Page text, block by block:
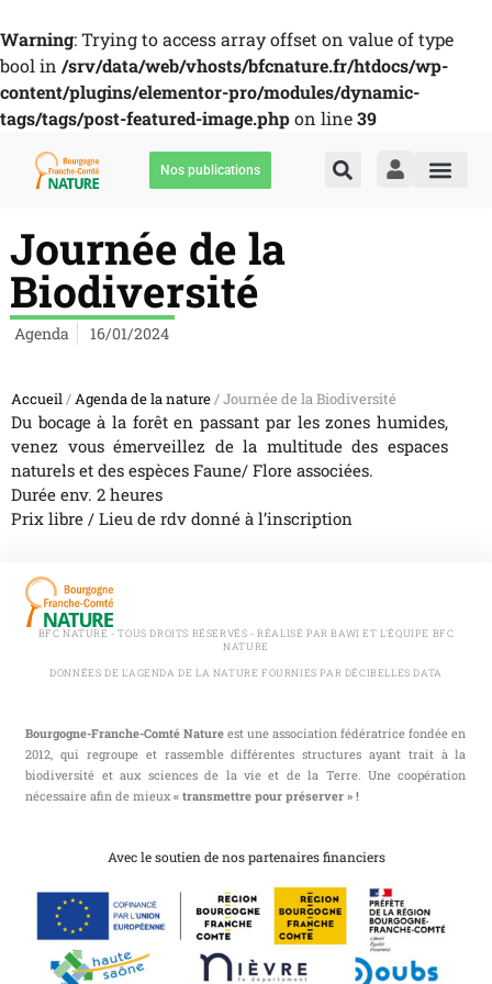
Warning: Trying to access array offset on value of type
bool in /srv/data/web/vhosts/bfcnature.fr/htdocs/wp-
content/plugins/elementor-pro/modules/dynamic-
tags/tags/post-featured-image.phpon line39
Nos publications
Journée de la
Biodiversité
Agenda 16/01/2024
Accueil/Agenda de la nature/ Journée de la Biodiversité
Du bocage à la forêt en passant par les zones humides,
venez vous émerveillez de la multitude des espaces
naturels et des espèces Faune/ Flore associées.
Durée env. 2 heures
Prix libre / Lieu de rdv donné à l’inscription
BFC NATURE - TOUS DROITS RÉSERVÉS - RÉALISÉ PAR BAWI ET L'ÉQUIPE BFC
NATURE
DONNÉES DE L'AGENDA DE LA NATURE FOURNIES PAR DÉCIBELLES DATA
Bourgogne-Franche-Comté Nature est une association fédératrice fondée en
2012, qui regroupe et rassemble différentes structures ayant trait à la
biodiversité et aux sciences de la vie et de la Terre. Une coopération
nécessaire afin de mieux« transmettre pour préserver » !
Avec le soutien de nos partenaires financiers